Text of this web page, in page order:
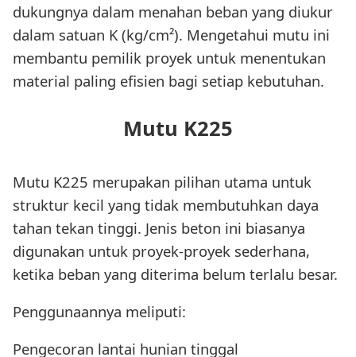
dukungnya dalam menahan beban yang diukur
dalam satuan K (kg/cm²). Mengetahui mutu ini
membantu pemilik proyek untuk menentukan
material paling efisien bagi setiap kebutuhan.
Mutu K225
Mutu K225 merupakan pilihan utama untuk
struktur kecil yang tidak membutuhkan daya
tahan tekan tinggi. Jenis beton ini biasanya
digunakan untuk proyek-proyek sederhana,
ketika beban yang diterima belum terlalu besar.
Penggunaannya meliputi:
Pengecoran lantai hunian tinggal